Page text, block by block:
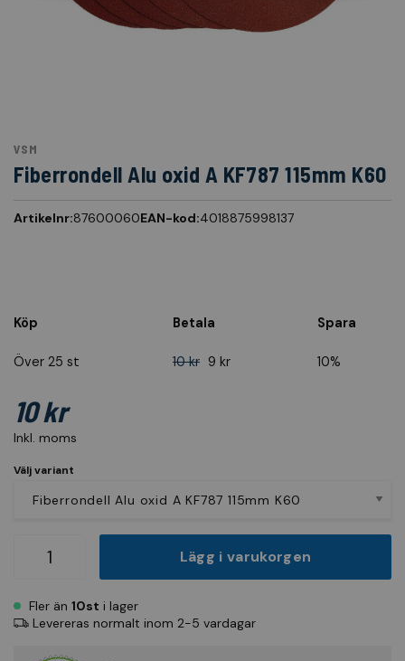
VSM
Fiberrondell Alu oxid A KF787 115mm K60
Artikelnr:87600060EAN-kod:4018875998137
Köp Betala Spara
Över 25 st 10 kr 9 kr 10%
Inkl. moms
10 kr
Välj variant
Lägg i varukorgen
Fler än 10st i lager
Levereras normalt inom 2-5 vardagar